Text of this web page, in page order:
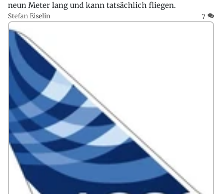
neun Meter lang und kann tatsächlich fliegen.
Stefan Eiselin 7